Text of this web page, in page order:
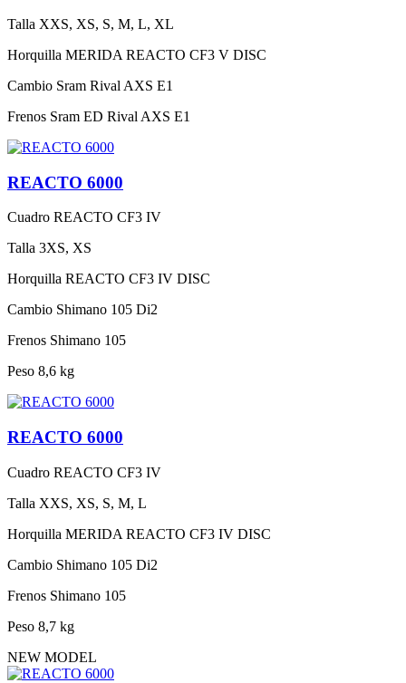
Talla XXS, XS, S, M, L, XL
Horquilla MERIDA REACTO CF3 V DISC
Cambio Sram Rival AXS E1
Frenos Sram ED Rival AXS E1
REACTO 6000
Cuadro REACTO CF3 IV
Talla 3XS, XS
Horquilla REACTO CF3 IV DISC
Cambio Shimano 105 Di2
Frenos Shimano 105
Peso 8,6 kg
REACTO 6000
Cuadro REACTO CF3 IV
Talla XXS, XS, S, M, L
Horquilla MERIDA REACTO CF3 IV DISC
Cambio Shimano 105 Di2
Frenos Shimano 105
Peso 8,7 kg
NEW MODEL